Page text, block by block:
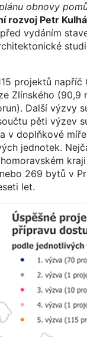
obnovy
rozvoj Petr
vydáním
projektů napříč
Zlínského (90,9
Další výzvy
pěti výzev
v doplňkové
jednotek.
269 bytů v
let.